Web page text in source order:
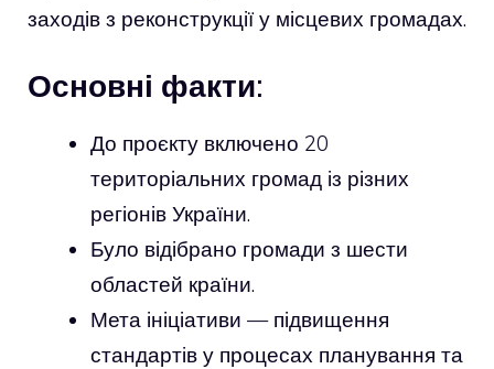
заходів з реконструкції у місцевих громадах.
Основні факти:
До проєкту включено 20
територіальних громад із різних
регіонів України.
Було відібрано громади з шести
областей країни.
Мета ініціативи — підвищення
стандартів у процесах планування та